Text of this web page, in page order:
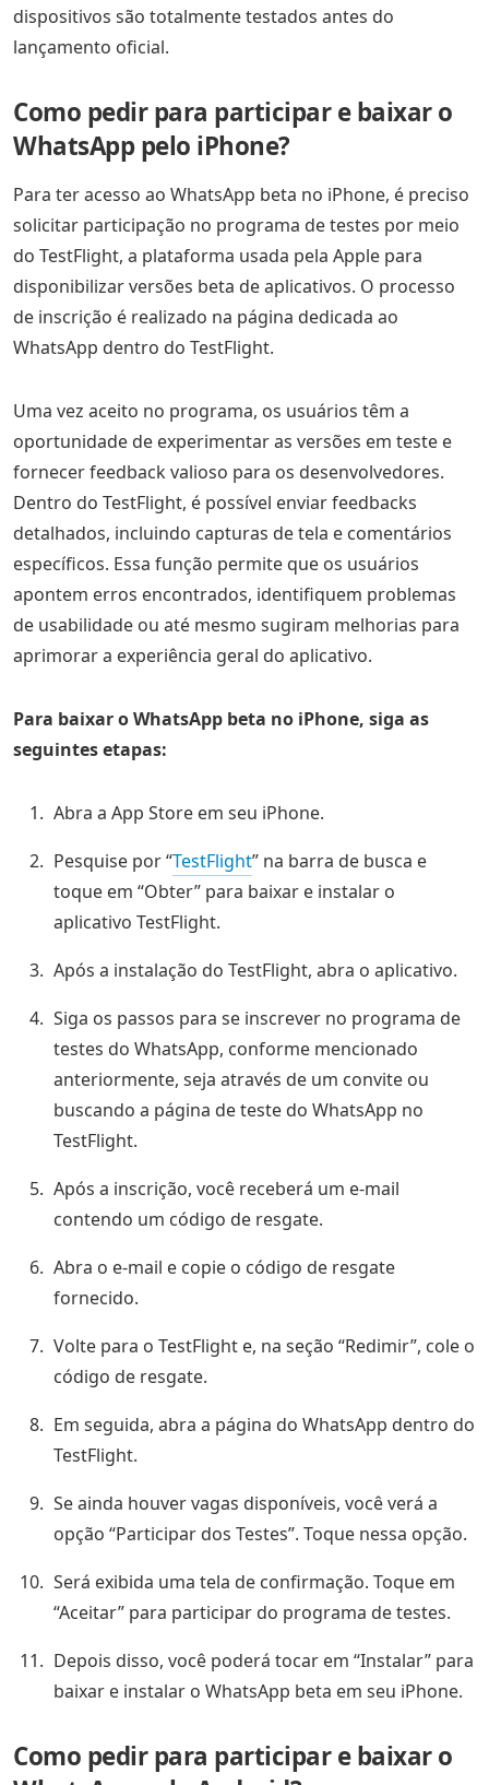
dispositivos são totalmente testados antes do
lançamento oficial.
Como pedir para participar e baixar o
WhatsApp pelo iPhone?
Para ter acesso ao WhatsApp beta no iPhone, é preciso
solicitar participação no programa de testes por meio
do TestFlight, a plataforma usada pela Apple para
disponibilizar versões beta de aplicativos. O processo
de inscrição é realizado na página dedicada ao
WhatsApp dentro do TestFlight.
Uma vez aceito no programa, os usuários têm a
oportunidade de experimentar as versões em teste e
fornecer feedback valioso para os desenvolvedores.
Dentro do TestFlight, é possível enviar feedbacks
detalhados, incluindo capturas de tela e comentários
específicos. Essa função permite que os usuários
apontem erros encontrados, identifiquem problemas
de usabilidade ou até mesmo sugiram melhorias para
aprimorar a experiência geral do aplicativo.
Para baixar o WhatsApp beta no iPhone, siga as
seguintes etapas:
Abra a App Store em seu iPhone.
Pesquise por “TestFlight” na barra de busca e
toque em “Obter” para baixar e instalar o
aplicativo TestFlight.
Após a instalação do TestFlight, abra o aplicativo.
Siga os passos para se inscrever no programa de
testes do WhatsApp, conforme mencionado
anteriormente, seja através de um convite ou
buscando a página de teste do WhatsApp no
TestFlight.
Após a inscrição, você receberá um e-mail
contendo um código de resgate.
Abra o e-mail e copie o código de resgate
fornecido.
Volte para o TestFlight e, na seção “Redimir”, cole o
código de resgate.
Em seguida, abra a página do WhatsApp dentro do
TestFlight.
Se ainda houver vagas disponíveis, você verá a
opção “Participar dos Testes”. Toque nessa opção.
Será exibida uma tela de confirmação. Toque em
“Aceitar” para participar do programa de testes.
Depois disso, você poderá tocar em “Instalar” para
baixar e instalar o WhatsApp beta em seu iPhone.
Como pedir para participar e baixar o